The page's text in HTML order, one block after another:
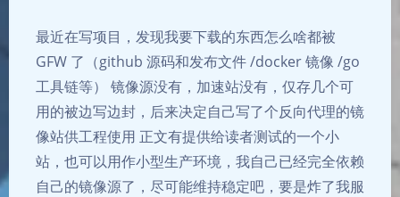
最近在写项目，发现我要下载的东西怎么啥都被
GFW 了（github 源码和发布文件 /docker 镜像 /go
工具链等） 镜像源没有，加速站没有，仅存几个可
用的被边写边封，后来决定自己写了个反向代理的镜
像站供工程使用 正文有提供给读者测试的一个小
站，也可以用作小型生产环境，我自己已经完全依赖
自己的镜像源了，尽可能维持稳定吧，要是炸了我服